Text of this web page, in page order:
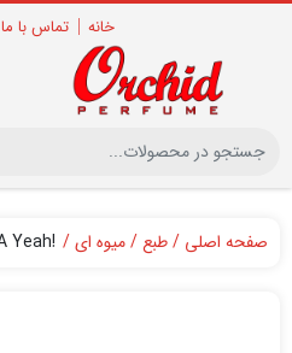
خانه تماس با ما
صفحه اصلی طبع میوه ای !MAISON ALHAMBRA Yeah